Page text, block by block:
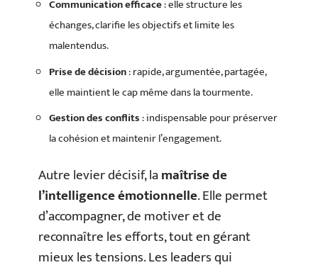
Communication efficace: elle structure les
échanges, clarifie les objectifs et limite les
malentendus.
Prise de décision: rapide, argumentée, partagée,
elle maintient le cap même dans la tourmente.
Gestion des conflits: indispensable pour préserver
la cohésion et maintenir l’engagement.
Autre levier décisif, lamaîtrise de
l’intelligence émotionnelle. Elle permet
d’accompagner, de motiver et de
reconnaître les efforts, tout en gérant
mieux les tensions. Les leaders qui